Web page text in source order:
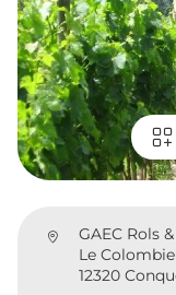
GAEC Rols
Le
12320